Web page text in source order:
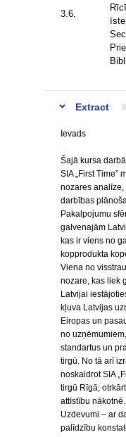
3.6.
Extract
Ievads
Šajā kursa
SIA „First Time”
nozares
darbības
Pakalpojumu
galvenajām
kas ir viens no
kopprodukta
Viena no
nozare, kas liek
Latvijai
kļuva Latvijas
Eiropas un
no
standartus un
tirgū. No tā arī
noskaidrot SIA
tirgū Rīgā;
attīstību
Uzdevumi – ar
palīdzību